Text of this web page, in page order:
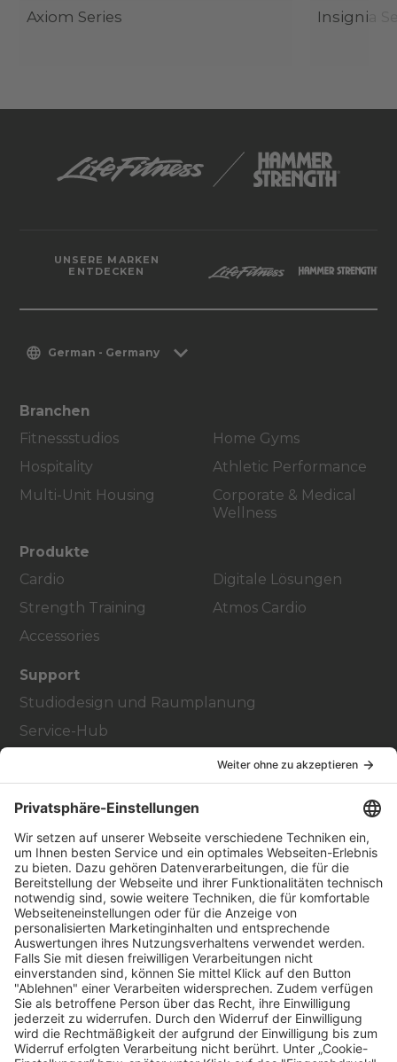
Axiom Series Insignia
UNSERE MARKEN
ENTDECKEN
German - Germany
Branchen
Fitnessstudios
Hospitality
Multi-Unit Housing
Home Gyms
Athletic Performance
Corporate & Medical
Wellness
Produkte
Cardio
Strength Training
Accessories
Digitale Lösungen
Atmos Cardio
Support
Studiodesign und Raumplanung
Service-Hub
Vertriebspartner finden
Stores Finden
Rechtlich
Zugänglichkeit
Careers
Bei Facility Connect anmelden
Impressum